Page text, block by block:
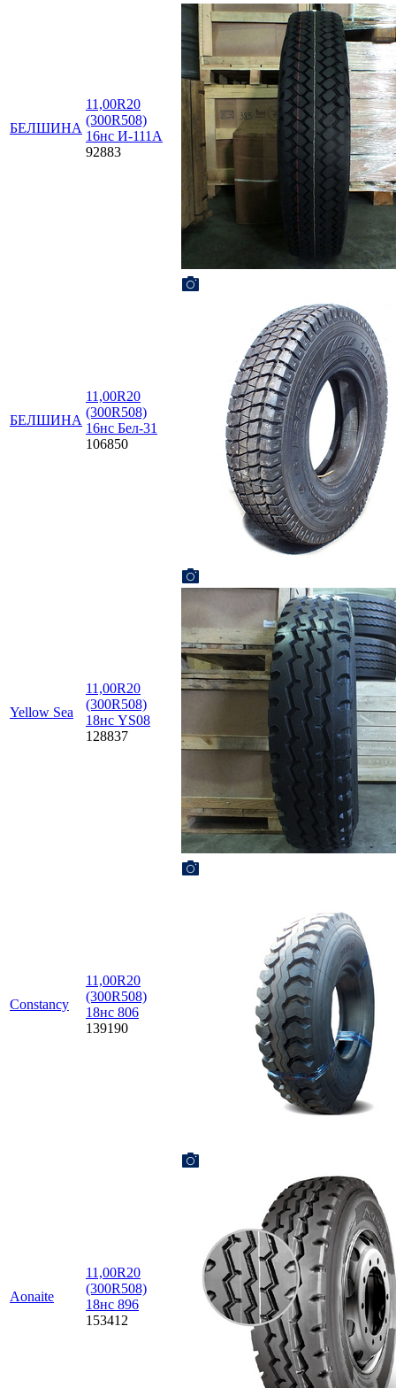
БЕЛШИНА
11,00R20
(300R508)
16нс И-111А
92883
БЕЛШИНА
11,00R20
(300R508)
16нс Бел-31
106850
Yellow Sea
11,00R20
(300R508)
18нс YS08
128837
Constancy
11,00R20
(300R508)
18нс 806
139190
Aonaite
11,00R20
(300R508)
18нс 896
153412